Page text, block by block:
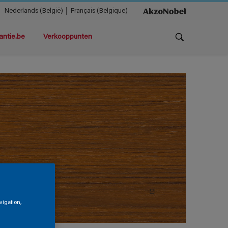
Nederlands (België) Français (Belgique)
Verkooppunten